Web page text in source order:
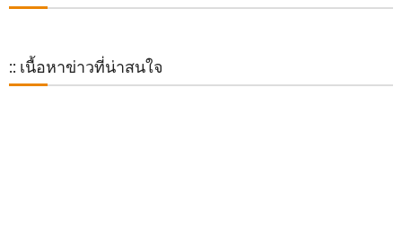
:: เนื้อหาข่าวที่น่าสนใจ